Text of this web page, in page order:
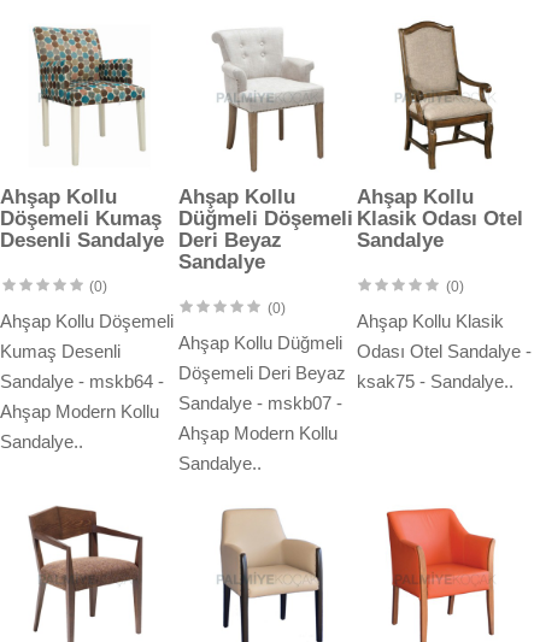
Ahşap Kollu
Döşemeli Kumaş
Desenli Sandalye
(0)
Ahşap Kollu Döşemeli
Kumaş Desenli
Sandalye - mskb64 -
Ahşap Modern Kollu
Sandalye..
Ahşap Kollu
Düğmeli Döşemeli
Deri Beyaz
Sandalye
(0)
Ahşap Kollu Düğmeli
Döşemeli Deri Beyaz
Sandalye - mskb07 -
Ahşap Modern Kollu
Sandalye..
Ahşap Kollu
Klasik Odası Otel
Sandalye
(0)
Ahşap Kollu Klasik
Odası Otel Sandalye -
ksak75 - Sandalye..